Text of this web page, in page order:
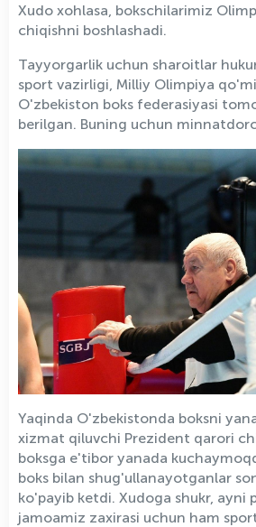
Xudo xohlasa, bokschilarimiz
chiqishni boshlashadi.
Tayyorgarlik uchun sharoitlar
sport vazirligi, Milliy Olimpiya
O'zbekiston boks federasiyasi
berilgan. Buning uchun
Yaqinda O'zbekistonda boksni
xizmat qiluvchi Prezident qarori
boksga e'tibor yanada
boks bilan shug'ullanayotganlar
ko'payib ketdi. Xudoga shukr, ayni
jamoamiz zaxirasi uchun ham